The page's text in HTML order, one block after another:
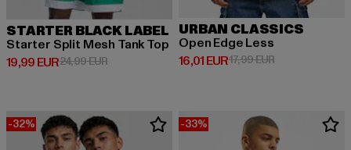
STARTER BLACK LABEL
Starter Split Mesh Tank Top
19,99 EUR
Derzeitiger Preis: 19,99 EUR
24,99 EURAktionspreis: 24,99 EUR
URBAN CLASSICS
Open Edge Less
16,01 EUR
Derzeitiger Preis: 16,01 EUR
17,99 EURAktionspreis:
-32% -33%